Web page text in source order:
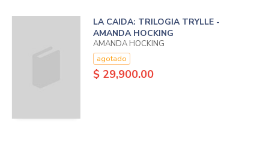
LA CAIDA: TRILOGIA TRYLLE -
AMANDA HOCKING
AMANDA HOCKING
agotado
$ 29,900.00